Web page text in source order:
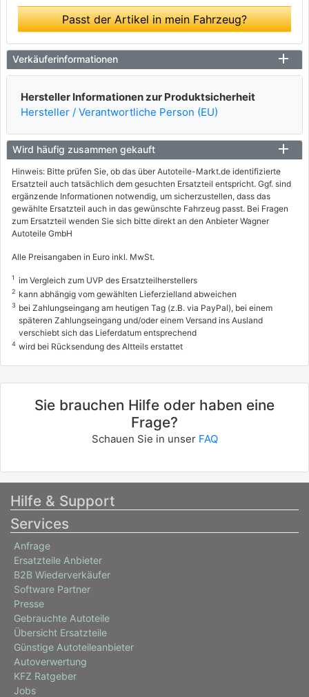
Passt der Artikel in mein Fahrzeug?
Verkäuferinformationen
Hersteller Informationen zur Produktsicherheit
Hersteller / Verantwortliche Person (EU)
Wird häufig zusammen gekauft
Hinweis: Bitte prüfen Sie, ob das über Autoteile-Markt.de identifizierte
Ersatzteil auch tatsächlich dem gesuchten Ersatzteil entspricht. Ggf. sind
ergänzende Informationen notwendig, um sicherzustellen, dass das
gewählte Ersatzteil auch in das gewünschte Fahrzeug passt. Bei Fragen
zum Ersatzteil wenden Sie sich bitte direkt an den Anbieter Wagner
Autoteile GmbH
Alle Preisangaben in Euro inkl. MwSt.
1 im Vergleich zum UVP des Ersatzteilherstellers
2 kann abhängig vom gewählten Lieferzielland abweichen
3 bei Zahlungseingang am heutigen Tag (z.B. via PayPal), bei einem
späteren Zahlungseingang und/oder einem Versand ins Ausland
verschiebt sich das Lieferdatum entsprechend
4 wird bei Rücksendung des Altteils erstattet
Sie brauchen Hilfe oder haben eine
Frage?
Schauen Sie in unser FAQ
Hilfe & Support
Services
Anfrage
Ersatzteile Anbieter
B2B Wiederverkäufer
Software Partner
Presse
Gebrauchte Autoteile
Übersicht Ersatzteile
Günstige Autoteileanbieter
Autoverwertung
KFZ Ratgeber
Jobs